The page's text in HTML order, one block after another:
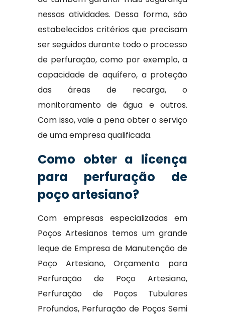
nessas atividades. Dessa forma, são
estabelecidos critérios que precisam
ser seguidos durante todo o processo
de perfuração, como por exemplo, a
capacidade de aquífero, a proteção
das áreas de recarga, o
monitoramento de água e outros.
Com isso, vale a pena obter o serviço
de uma empresa qualificada.
Como obter a licença
para perfuração de
poço artesiano?
Com empresas especializadas em
Poços Artesianos temos um grande
leque de Empresa de Manutenção de
Poço Artesiano, Orçamento para
Perfuração de Poço Artesiano,
Perfuração de Poços Tubulares
Profundos, Perfuração de Poços Semi